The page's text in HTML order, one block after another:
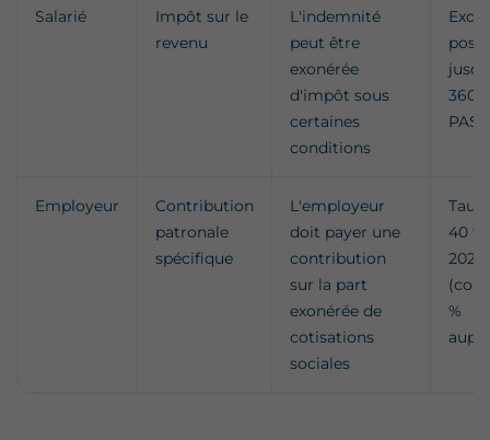
Salarié
Impôt sur le
revenu
L'indemnité
peut être
exonérée
d'impôt sous
certaines
conditions
360
Employeur
Contribution
patronale
spécifique
L'employeur
doit payer une
contribution
sur la part
exonérée de
cotisations
sociales
Taux
40 %
2026
%